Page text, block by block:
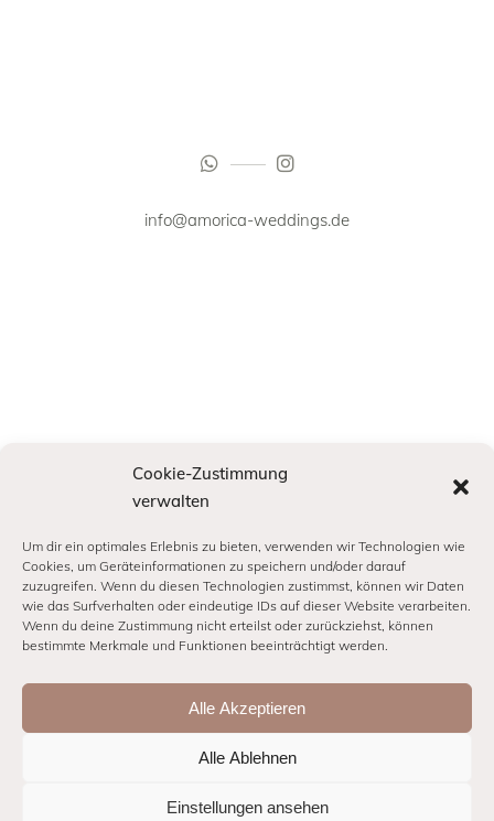
Cookie-Zustimmung
verwalten
Um dir ein optimales Erlebnis zu bieten, verwenden wir Technologien wie
Cookies, um Geräteinformationen zu speichern und/oder darauf
zuzugreifen. Wenn du diesen Technologien zustimmst, können wir Daten
wie das Surfverhalten oder eindeutige IDs auf dieser Website verarbeiten.
Wenn du deine Zustimmung nicht erteilst oder zurückziehst, können
bestimmte Merkmale und Funktionen beeinträchtigt werden.
Alle Akzeptieren
Alle Ablehnen
Einstellungen ansehen
info@amorica-weddings.de
INFORMATION
DATENSCHUTZ